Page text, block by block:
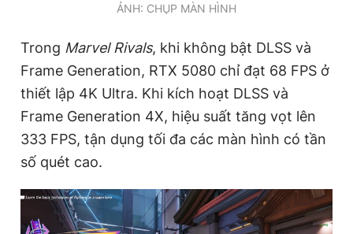
ẢNH: CHỤP MÀN HÌNH
Trong Marvel Rivals, khi không bật DLSS và
Frame Generation, RTX 5080 chỉ đạt 68 FPS ở
thiết lập 4K Ultra. Khi kích hoạt DLSS và
Frame Generation 4X, hiệu suất tăng vọt lên
333 FPS, tận dụng tối đa các màn hình có tần
số quét cao.